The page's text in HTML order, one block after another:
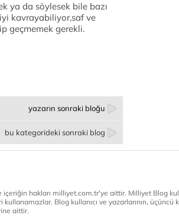
ya da söylesek bile bazı
kavrayabiliyor,saf ve
geçmemek gerekli.
yazarın sonraki bloğu
bu kategorideki sonraki blog
hakları milliyet.com.tr'ye aittir. Milliyet Blog
Blog kullanıcı ve yazarlarının, üçüncü
aittir.